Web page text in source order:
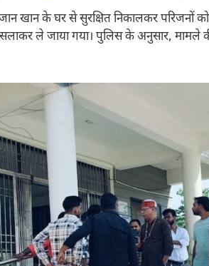
खान के घर से सुरक्षित निकालकर परिजनों को
ले जाया गया। पुलिस के अनुसार, मामले